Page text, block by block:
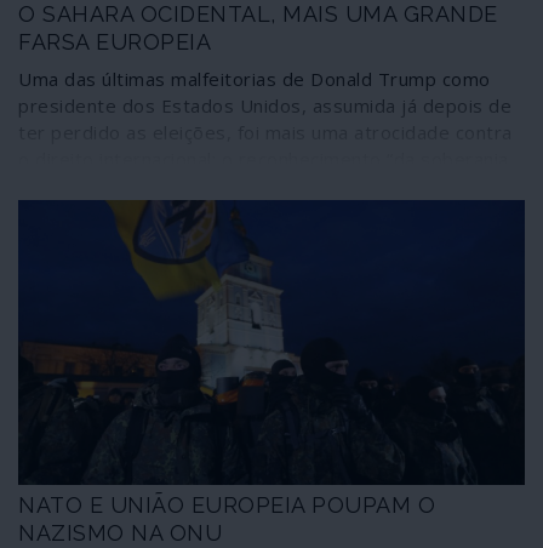
O SAHARA OCIDENTAL, MAIS UMA GRANDE
FARSA EUROPEIA
Uma das últimas malfeitorias de Donald Trump como
presidente dos Estados Unidos, assumida já depois de
Ocidental”. Significativamente, a decisão passou quase
despercebida; não consta que o secretário-geral da
ONU, a União Europeia ou o ministro português dos
Negócios Estrangeiros tenham manifestado
publicamente qualquer reserva em relação a tão
flagrante ilegalidade.
NATO E UNIÃO EUROPEIA POUPAM O
NAZISMO NA ONU